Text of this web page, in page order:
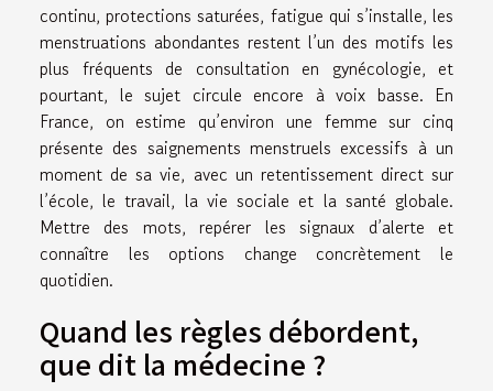
continu, protections saturées, fatigue qui s’installe, les
menstruations abondantes restent l’un des motifs les
plus fréquents de consultation en gynécologie, et
pourtant, le sujet circule encore à voix basse. En
France, on estime qu’environ une femme sur cinq
présente des saignements menstruels excessifs à un
moment de sa vie, avec un retentissement direct sur
l’école, le travail, la vie sociale et la santé globale.
Mettre des mots, repérer les signaux d’alerte et
connaître les options change concrètement le
quotidien.
Quand les règles débordent,
que dit la médecine ?